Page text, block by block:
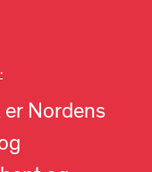
Nordens